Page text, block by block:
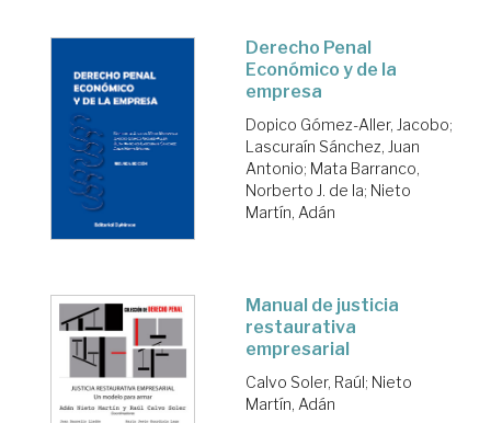
Derecho Penal
Económico y de la
empresa
Dopico Gómez-Aller, Jacobo;
Lascuraín Sánchez, Juan
Antonio; Mata Barranco,
Norberto J. de la; Nieto
Martín, Adán
Manual de justicia
restaurativa
empresarial
Calvo Soler, Raúl; Nieto
Martín, Adán